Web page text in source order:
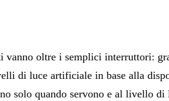
oltre i semplici interruttori:
di luce artificiale in base alla
solo quando servono e al livello di